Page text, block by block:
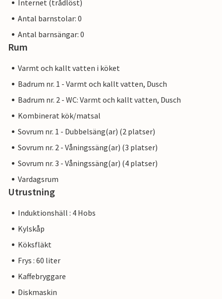
Internet (trådlöst)
Antal barnstolar: 0
Antal barnsängar: 0
Rum
Varmt och kallt vatten i köket
Badrum nr. 1 - Varmt och kallt vatten, Dusch
Badrum nr. 2 - WC: Varmt och kallt vatten, Dusch
Kombinerat kök/matsal
Sovrum nr. 1 - Dubbelsäng(ar) (2 platser)
Sovrum nr. 2 - Våningssäng(ar) (3 platser)
Sovrum nr. 3 - Våningssäng(ar) (4 platser)
Vardagsrum
Utrustning
Induktionshäll : 4 Hobs
Kylskåp
Köksfläkt
Frys : 60 liter
Kaffebryggare
Diskmaskin